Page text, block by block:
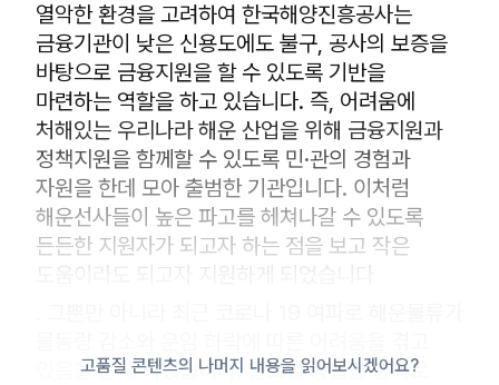
열악한 환경을 고려하여 한국해양진흥공사는
금융기관이 낮은 신용도에도 불구, 공사의 보증을
바탕으로 금융지원을 할 수 있도록 기반을
마련하는 역할을 하고 있습니다. 즉, 어려움에
처해있는 우리나라 해운 산업을 위해 금융지원과
정책지원을 함께할 수 있도록 민·관의 경험과
자원을 한데 모아 출범한 기관입니다. 이처럼
해운선사들이 높은 파고를 헤쳐나갈 수 있도록
든든한 지원자가 되고자 하는 점을 보고 작은
도움이라도 되고자 지원하게 되었습니다
있음을 알게 되었습니다. 글로벌 공급망 붕괴로
고품질 콘텐츠의 나머지 내용을 읽어보시겠어요?